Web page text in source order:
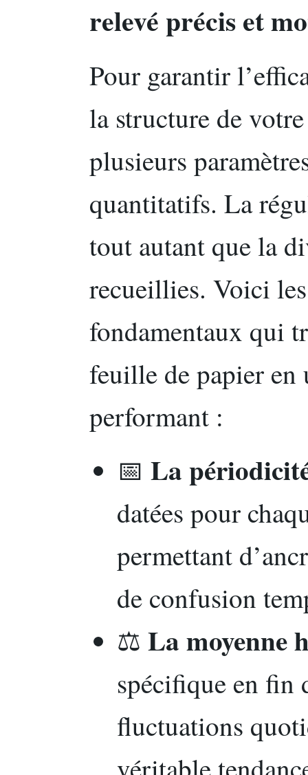
relevé précis et
Pour garantir
la structure de
plusieurs
quantitatifs. La
tout autant que la
recueillies. Voici
fondamentaux qui
feuille de papier en
performant :
📅 La
datées pour
permettant
de confusion
⚖️ La moyenne
spécifique en fin
fluctuations